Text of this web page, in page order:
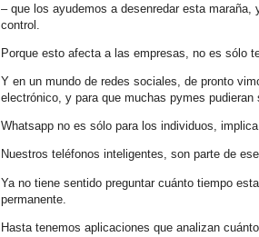
– que los ayudemos a desenredar esta
control.
Porque esto afecta a las empresas, no es sólo
Y en un mundo de redes sociales, de pronto
electrónico, y para que muchas pymes
Whatsapp no es sólo para los individuos,
Nuestros teléfonos inteligentes, son parte de
Ya no tiene sentido preguntar cuánto tiempo
permanente.
Hasta tenemos aplicaciones que analizan